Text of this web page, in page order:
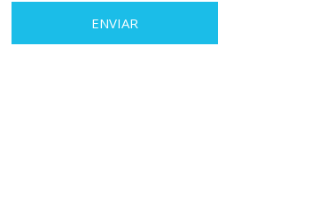
ENVIAR